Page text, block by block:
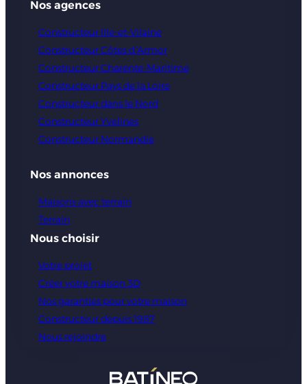
Nos agences
Constructeur Ille-et-Vilaine
Constructeur Côtes d’Armor
Constructeur Charente-Maritime
Constructeur Pays de la Loire
Constructeur dans le Nord
Constructeur Yvelines
Constructeur Normandie
Nos annonces
Maisons avec terrain
Terrain
Nous choisir
Votre projet
Créer votre maison 3D
Nos garanties pour votre maison
Constructeur depuis 1987
Nous rejoindre